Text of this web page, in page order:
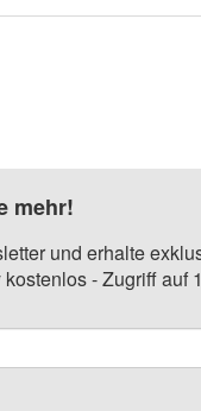
mehr!
und erhalte
- Zugriff auf